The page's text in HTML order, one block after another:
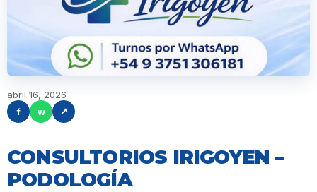
abril 16, 2026
f
w ↗
CONSULTORIOS IRIGOYEN –
PODOLOGÍA